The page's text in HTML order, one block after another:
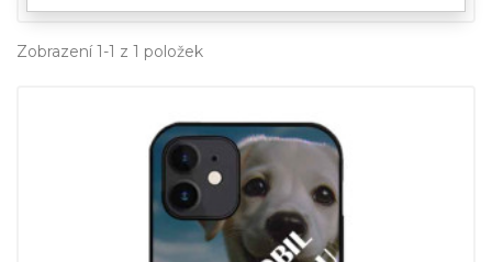
Zobrazení 1-1 z 1 položek